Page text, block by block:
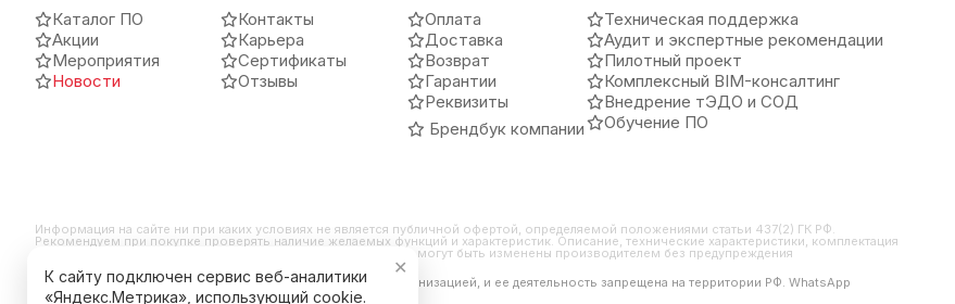
Каталог ПО
Акции
Мероприятия
Новости
Контакты
Карьера
Сертификаты
Отзывы
Оплата
Доставка
Возврат
Гарантии
Реквизиты
Брендбук компании
Техническая поддержка
Аудит и экспертные рекомендации
Пилотный проект
Комплексный BIM-консалтинг
Внедрение тЭДО и СОД
Обучение ПО
Информация на сайте ни при каких условиях не является публичной офертой, определяемой положениями статьи 437(2) ГК РФ.
Рекомендуем при покупке проверять наличие желаемых функций и характеристик. Описание, технические характеристики, комплектация
и внешний вид продукта могут отличаться от заявленных или могут быть изменены производителем без предупреждения
*Компания Meta Platforms Inc. признана экстремистской организацией, и ее деятельность запрещена на территории РФ. WhatsApp
является ее продуктом.
К сайту подключен сервис веб-аналитики
«Яндекс.Метрика», использующий cookie.
✕